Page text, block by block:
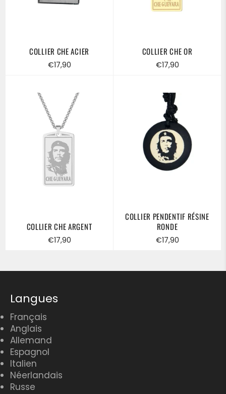
COLLIER CHE ACIER
Prix
€17,90
COLLIER CHE OR
Prix
€17,90
COLLIER CHE ARGENT
Prix
€17,90
COLLIER PENDENTIF RÉSINE
RONDE
Prix
€17,90
Langues
Français
Anglais
Allemand
Espagnol
Italien
Néerlandais
Russe